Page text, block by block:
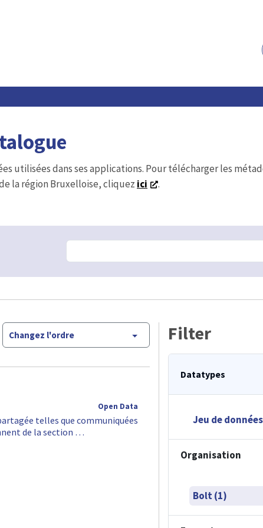
utilisées dans ses applications. Pour télécharger les
la région Bruxelloise, cliquez ici .
Changez l'ordre
Open Data
telles que communiquées
de la section …
Filter
Datatypes
Jeu de
Organisation
Bolt (1)